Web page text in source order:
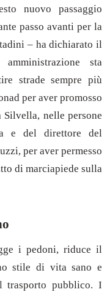
nuovo passaggio
passo avanti per la
– ha dichiarato il
sta
strade sempre più
per aver promosso
Silvella, nelle persone
e del direttore del
per aver permesso
di marciapiede sulla
i pedoni, riduce il
stile di vita sano e
trasporto pubblico. I